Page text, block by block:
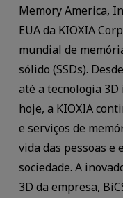
Memory America,
EUA da KIOXIA
mundial de
sólido (SSDs).
até a tecnologia 3D
hoje, a KIOXIA
e serviços de
vida das pessoas e
sociedade. A
3D da empresa,